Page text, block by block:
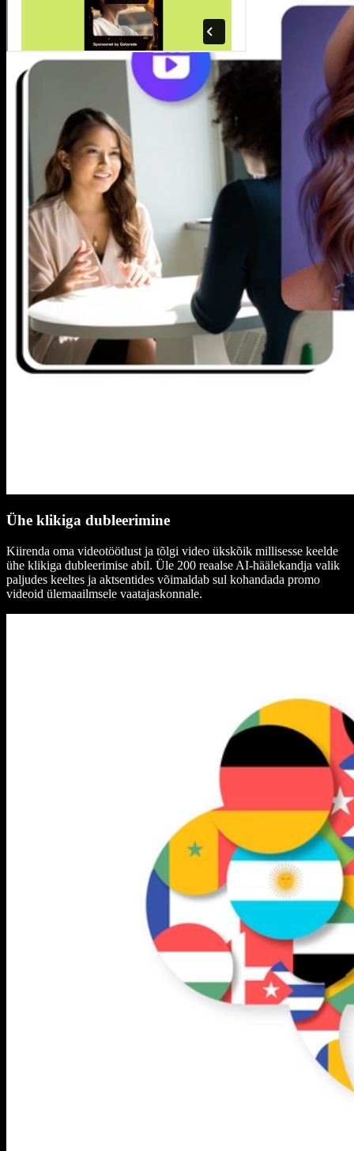
Ühe klikiga dubleerimine
Kiirenda oma videotöötlust ja tõlgi video ükskõik millisesse keelde
ühe klikiga dubleerimise abil. Üle 200 reaalse AI-häälekandja valik
paljudes keeltes ja aktsentides võimaldab sul kohandada promo
videoid ülemaailmsele vaatajaskonnale.